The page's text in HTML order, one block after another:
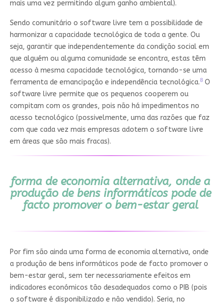
mais uma vez permitindo algum ganho ambiental).
Sendo comunitário o software livre tem a possibilidade de
harmonizar a capacidade tecnológica de toda a gente. Ou
seja, garantir que independentemente da condição social em
que alguém ou alguma comunidade se encontra, estas têm
acesso à mesma capacidade tecnológica, tornando-se uma
ferramenta de emancipação e independência tecnológica.8O
software livre permite que os pequenos cooperem ou
compitam com os grandes, pois não há impedimentos no
acesso tecnológico (possivelmente, uma das razões que faz
com que cada vez mais empresas adotem o software livre
em áreas que são mais fracas).
forma de economia alternativa, onde a
produção de bens informáticos pode de
facto promover o bem-estar geral
Por fim são ainda uma forma de economia alternativa, onde
a produção de bens informáticos pode de facto promover o
bem-estar geral, sem ter necessariamente efeitos em
indicadores económicos tão desadequados como o PIB (pois
o software é disponibilizado e não vendido). Seria, no